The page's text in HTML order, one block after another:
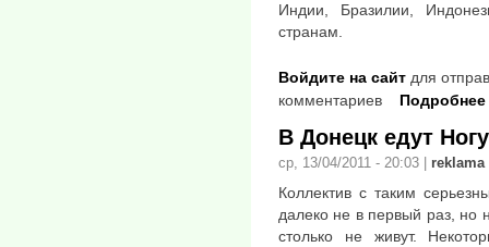
Индии, Бразилии,
странам.
Войдите на сайт для
комментариев
Подробнее
В Донецк едут
ср, 13/04/2011 - 20:03 reklama
Коллектив с таким
далеко не в первый раз, но
столько не живут.